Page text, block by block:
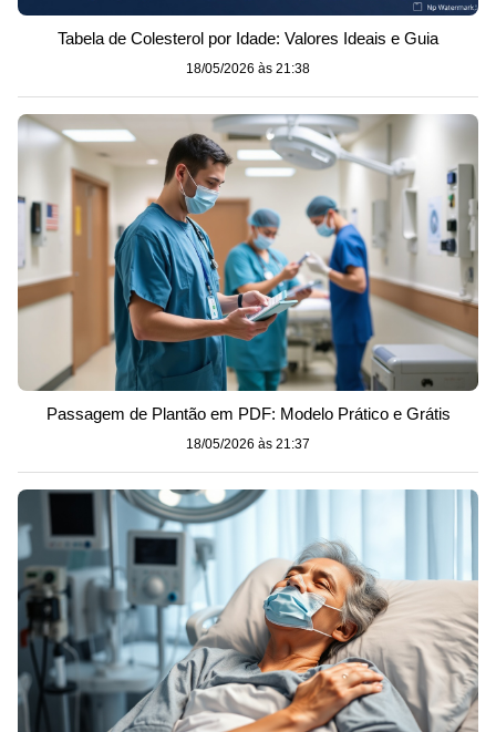
Tabela de Colesterol por Idade: Valores Ideais e Guia
18/05/2026 às 21:38
Passagem de Plantão em PDF: Modelo Prático e Grátis
18/05/2026 às 21:37